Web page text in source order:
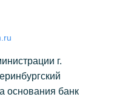
г.
основания банк